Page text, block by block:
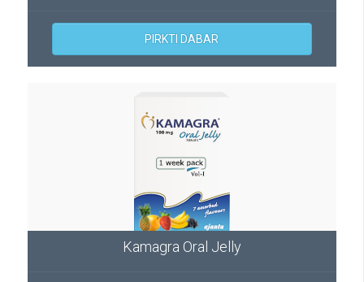
PIRKTI DABAR
Kamagra Oral Jelly